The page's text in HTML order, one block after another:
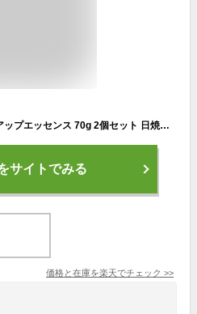
ビオレUV アクアリッチライトアップエッセンス 70g 2個セット 日焼け止め 化粧下地 トーンアップ 毛穴補正 透明感 ベタつかない ウォータープルーフ せっけんで落とせる 顔からだ用 花王 SPF50 + PA + + + +
サイトでみる
価格と在庫を楽天でチェック >>